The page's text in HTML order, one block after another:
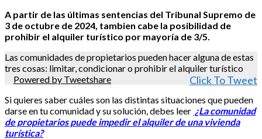
A partir de las últimas sentencias del Tribunal Supremo de
3 de octubre de 2024, tambien cabe la posibilidad de
prohibir el alquiler turístico por mayoría de 3/5.
Las comunidades de propietarios pueden hacer alguna de estas
tres cosas: limitar, condicionar o prohibir el alquiler turístico
Powered by Tweetshare
Click To Tweet
Si quieres saber cuáles son las distintas situaciones que pueden
darse en tu comunidad y su solución, debes leer ¿La comunidad
de propietarios puede impedir el alquiler de una vivienda
turística?